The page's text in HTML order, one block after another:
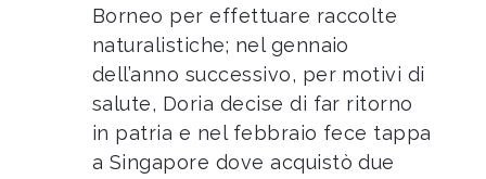
Borneo per effettuare raccolte
naturalistiche; nel gennaio
dell’anno successivo, per motivi di
salute, Doria decise di far ritorno
in patria e nel febbraio fece tappa
a Singapore dove acquistò due